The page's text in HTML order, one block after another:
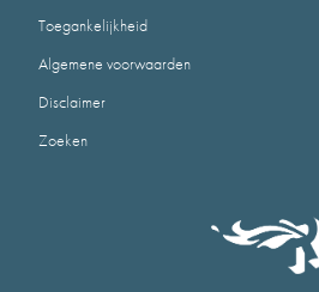
Toegankelijkheid
Algemene voorwaarden
Disclaimer
Zoeken